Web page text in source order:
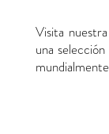
Visita
una